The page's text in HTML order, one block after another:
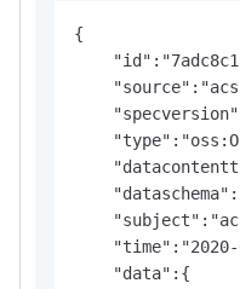
{
    "data":{